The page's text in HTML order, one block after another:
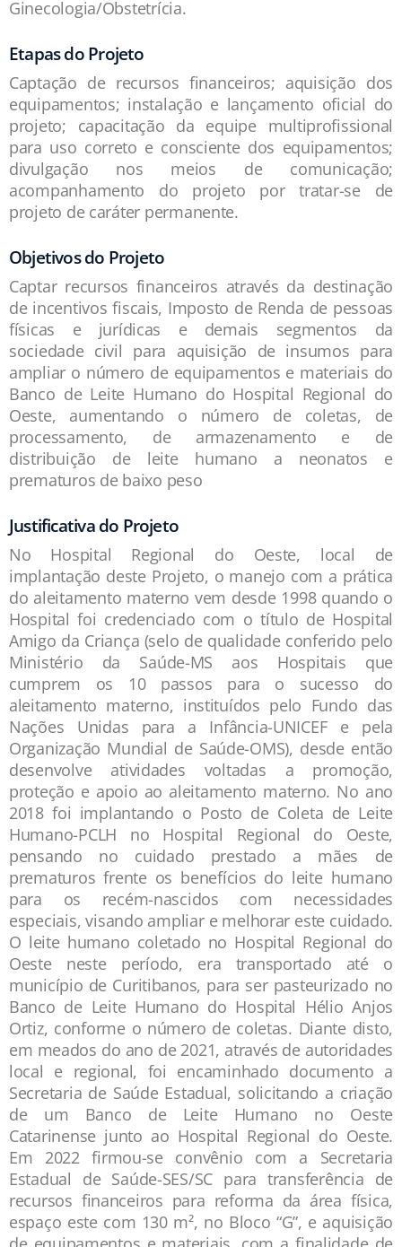
Ginecologia/Obstetrícia.
Etapas do Projeto
Captação de recursos financeiros; aquisição dos
equipamentos; instalação e lançamento oficial do
projeto; capacitação da equipe multiprofissional
para uso correto e consciente dos equipamentos;
divulgação nos meios de comunicação;
acompanhamento do projeto por tratar-se de
projeto de caráter permanente.
Objetivos do Projeto
Captar recursos financeiros através da destinação
de incentivos fiscais, Imposto de Renda de pessoas
físicas e jurídicas e demais segmentos da
sociedade civil para aquisição de insumos para
ampliar o número de equipamentos e materiais do
Banco de Leite Humano do Hospital Regional do
Oeste, aumentando o número de coletas, de
processamento, de armazenamento e de
distribuição de leite humano a neonatos e
prematuros de baixo peso
Justificativa do Projeto
No Hospital Regional do Oeste, local de
implantação deste Projeto, o manejo com a prática
do aleitamento materno vem desde 1998 quando o
Hospital foi credenciado com o título de Hospital
Amigo da Criança (selo de qualidade conferido pelo
Ministério da Saúde-MS aos Hospitais que
cumprem os 10 passos para o sucesso do
aleitamento materno, instituídos pelo Fundo das
Nações Unidas para a Infância-UNICEF e pela
Organização Mundial de Saúde-OMS), desde então
desenvolve atividades voltadas a promoção,
proteção e apoio ao aleitamento materno. No ano
2018 foi implantando o Posto de Coleta de Leite
Humano-PCLH no Hospital Regional do Oeste,
pensando no cuidado prestado a mães de
prematuros frente os benefícios do leite humano
para os recém-nascidos com necessidades
especiais, visando ampliar e melhorar este cuidado.
O leite humano coletado no Hospital Regional do
Oeste neste período, era transportado até o
município de Curitibanos, para ser pasteurizado no
Banco de Leite Humano do Hospital Hélio Anjos
Ortiz, conforme o número de coletas. Diante disto,
em meados do ano de 2021, através de autoridades
local e regional, foi encaminhado documento a
Secretaria de Saúde Estadual, solicitando a criação
de um Banco de Leite Humano no Oeste
Catarinense junto ao Hospital Regional do Oeste.
Em 2022 firmou-se convênio com a Secretaria
Estadual de Saúde-SES/SC para transferência de
recursos financeiros para reforma da área física,
espaço este com 130 m², no Bloco “G”, e aquisição